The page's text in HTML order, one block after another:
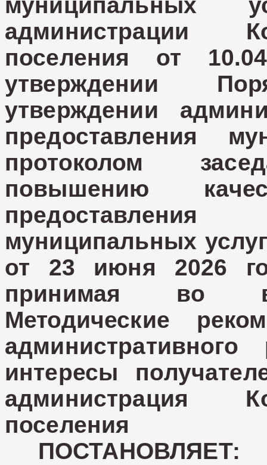
администрации
поселения от
утверждении
утверждении
предоставления
протоколом
повышению
муниципальных
от 23 июня 2026
принимая во
Методические
интересы
администрация
поселения
ПОСТАНОВЛЯЕТ: